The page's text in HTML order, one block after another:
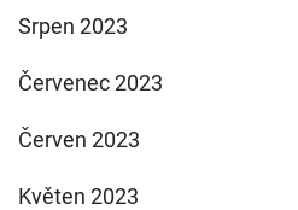
Srpen 2023
Červenec 2023
Červen 2023
Květen 2023